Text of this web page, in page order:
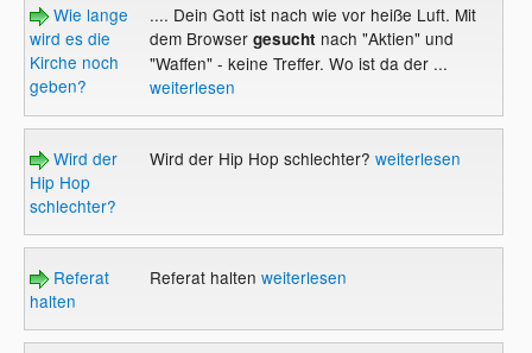
Wie lange
wird es die
Kirche noch
geben?
.... Dein Gott ist nach wie vor heiße Luft. Mit
dem Browsergesucht nach "Aktien" und
"Waffen" - keine Treffer. Wo ist da der ...
weiterlesen
Wird der
Hip Hop
schlechter?
Wird der Hip Hop schlechter? weiterlesen
Referat
halten
Referat halten weiterlesen